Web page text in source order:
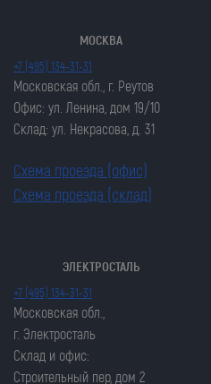
МОСКВА
+7 (495) 134-31-31
Московская обл., г. Реутов
Офис: ул. Ленина, дом 19/10
Склад: ул. Некрасова, д. 31
Схема проезда (офис)
Схема проезда (склад)
ЭЛЕКТРОСТАЛЬ
+7 (495) 134-31-31
Московская обл.,
г. Электросталь
Склад и офис:
Строительный пер, дом 2
Закрыть попап
ЗАКАЗАТЬ ЦЕПЬ
Закрыть попап
ОСТАВИТЬ ЗАЯВКУ
Закрыть попап
ОСТАВИТЬ ЗАЯВКУ
Закрыть попап
ЗАКАЗАТЬ ЦЕПЬ